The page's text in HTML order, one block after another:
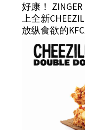
好康！
上全新
放纵食欲的